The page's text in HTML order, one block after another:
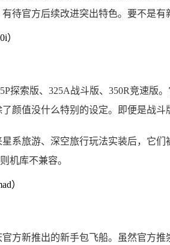
待官方后续改进突出特色。要不是
）
探索版、325A战斗版、350R竞速版
颜值没什么特别的设定。即便是战
系旅游、深空旅行玩法实装后，它
机库不兼容。
）
官方新推出的新手包飞船。虽然官方